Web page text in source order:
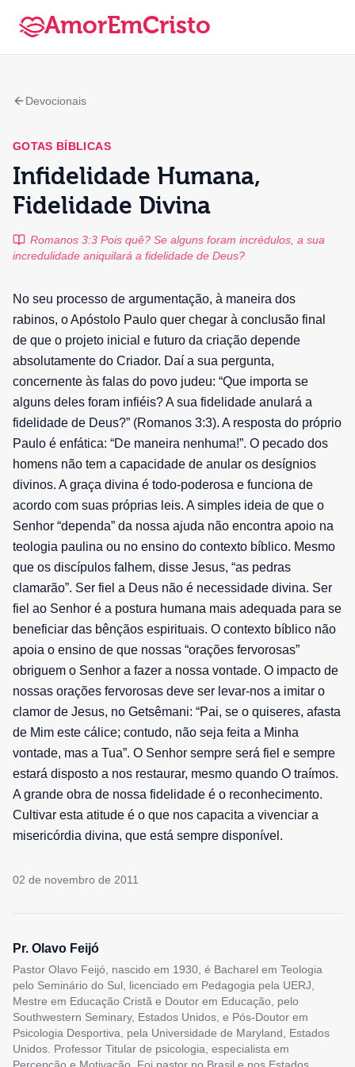
AmorEmCristo
Devocionais
GOTAS BÍBLICAS
Infidelidade Humana,
Fidelidade Divina
Romanos 3:3 Pois quê? Se alguns foram incrédulos, a sua
incredulidade aniquilará a fidelidade de Deus?
No seu processo de argumentação, à maneira dos
rabinos, o Apóstolo Paulo quer chegar à conclusão final
de que o projeto inicial e futuro da criação depende
absolutamente do Criador. Daí a sua pergunta,
concernente às falas do povo judeu: “Que importa se
alguns deles foram infiéis? A sua fidelidade anulará a
fidelidade de Deus?” (Romanos 3:3). A resposta do próprio
Paulo é enfática: “De maneira nenhuma!”. O pecado dos
homens não tem a capacidade de anular os desígnios
divinos. A graça divina é todo-poderosa e funciona de
acordo com suas próprias leis. A simples ideia de que o
Senhor “dependa” da nossa ajuda não encontra apoio na
teologia paulina ou no ensino do contexto bíblico. Mesmo
que os discípulos falhem, disse Jesus, “as pedras
clamarão”. Ser fiel a Deus não é necessidade divina. Ser
fiel ao Senhor é a postura humana mais adequada para se
beneficiar das bênçãos espirituais. O contexto bíblico não
apoia o ensino de que nossas “orações fervorosas”
obriguem o Senhor a fazer a nossa vontade. O impacto de
nossas orações fervorosas deve ser levar-nos a imitar o
clamor de Jesus, no Getsêmani: “Pai, se o quiseres, afasta
de Mim este cálice; contudo, não seja feita a Minha
vontade, mas a Tua”. O Senhor sempre será fiel e sempre
estará disposto a nos restaurar, mesmo quando O traímos.
A grande obra de nossa fidelidade é o reconhecimento.
Cultivar esta atitude é o que nos capacita a vivenciar a
misericórdia divina, que está sempre disponível.
02 de novembro de 2011
Pr. Olavo Feijó
Pastor Olavo Feijó, nascido em 1930, é Bacharel em Teologia
pelo Seminário do Sul, licenciado em Pedagogia pela UERJ,
Mestre em Educação Cristã e Doutor em Educação, pelo
Southwestern Seminary, Estados Unidos, e Pós-Doutor em
Psicologia Desportiva, pela Universidade de Maryland, Estados
Unidos. Professor Titular de psicologia, especialista em